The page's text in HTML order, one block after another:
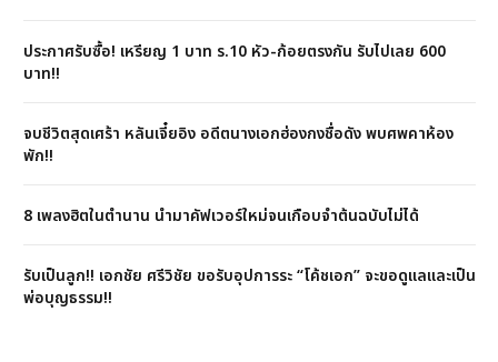
ประกาศรับซื้อ! เหรียญ 1 บาท ร.10 หัว-ก้อยตรงกัน รับไปเลย 600
บาท!!
จบชีวิตสุดเศร้า หลันเจี๋ยอิง อดีตนางเอกฮ่องกงชื่อดัง พบศพคาห้อง
พัก!!
8 เพลงฮิตในตำนาน นำมาคัฟเวอร์ใหม่จนเกือบจำต้นฉบับไม่ได้
รับเป็นลูก!! เอกชัย ศรีวิชัย ขอรับอุปการระ “โค้ชเอก” จะขอดูแลและเป็น
พ่อบุญธรรม!!